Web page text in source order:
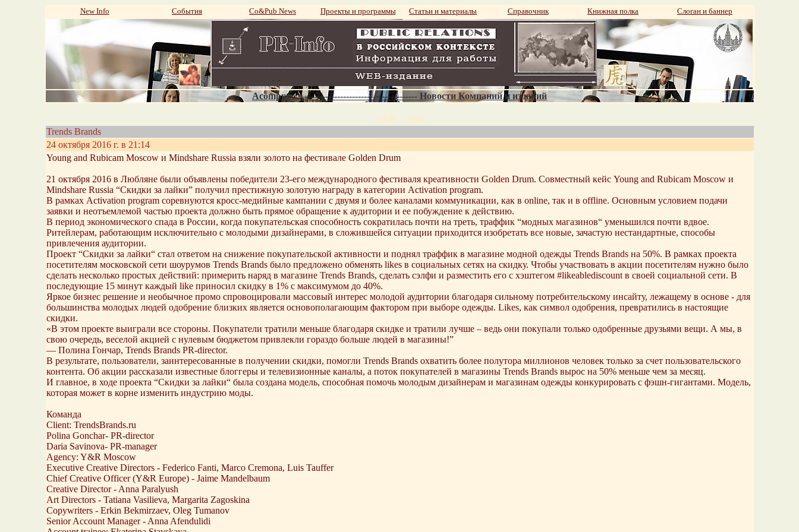
New Info События Со&Pub News Проекты и программы Статьи и материалы Справочник Книжная полка Слоган и баннер
Acompnews--------------------------------------- Новости Компаний и изданий
. 3536 - 3536.
Trends Brands
24 октября 2016 г. в 21:14
Young and Rubicam Moscow и Mindshare Russia взяли золото на фестивале Golden Drum
21 октября 2016 в Любляне были объявлены победители 23-его международного фестиваля креативности Golden Drum. Совместный кейс Young and Rubicam Moscow и
Mindshare Russia “Скидки за лайки” получил престижную золотую награду в категории Activation program.
В рамках Activation program соревнуются кросс-медийные кампании с двумя и более каналами коммуникации, как в online, так и в offline. Основным условием подачи
заявки и неотъемлемой частью проекта должно быть прямое обращение к аудитории и ее побуждение к действию.
В период экономического спада в России, когда покупательская способность сократилась почти на треть, траффик “модных магазинов“ уменьшился почти вдвое.
Ритейлерам, работающим исключительно с молодыми дизайнерами, в сложившейся ситуации приходится изобретать все новые, зачастую нестандартные, способы
привлечения аудитории.
Проект “Скидки за лайки“ стал ответом на снижение покупательской активности и поднял траффик в магазине модной одежды Trends Brands на 50%. В рамках проекта
посетителям московской сети шоурумов Trends Brands было предложено обменять likes в социальных сетях на скидку. Чтобы участвовать в акции посетителям нужно было
сделать несколько простых действий: примерить наряд в магазине Trends Brands, сделать сэлфи и разместить его c хэштегом #likeablediscount в своей социальной сети. В
последующие 15 минут каждый like приносил скидку в 1% с максимумом до 40%.
Яркое бизнес решение и необычное промо спровоцировали массовый интерес молодой аудитории благодаря сильному потребительскому инсайту, лежащему в основе - для
большинства молодых людей одобрение близких является основополагающим фактором при выборе одежды. Likes, как символ одобрения, превратились в настоящие
скидки.
«В этом проекте выиграли все стороны. Покупатели тратили меньше благодаря скидке и тратили лучше – ведь они покупали только одобренные друзьями вещи. А мы, в
свою очередь, веселой акцией с нулевым бюджетом привлекли гораздо больше людей в магазины!”
— Полина Гончар, Trends Brands PR-director.
В результате, пользователи, заинтересованные в получении скидки, помогли Trends Brands охватить более полутора миллионов человек только за счет пользовательского
контента. Об акции рассказали известные блоггеры и телевизионные каналы, а поток покупателей в магазины Trends Brands вырос на 50% меньше чем за месяц.
И главное, в ходе проекта “Скидки за лайки“ была создана модель, способная помочь молодым дизайнерам и магазинам одежды конкурировать с фэшн-гигантами. Модель,
которая может в корне изменить индустрию моды.
Команда
Client: TrendsBrands.ru
Polina Gonchar- PR-director
Daria Savinova- PR-manager
Agency: Y&R Moscow
Executive Creative Directors - Federico Fanti, Marco Cremona, Luis Tauffer
Chief Creative Officer (Y&R Europe) - Jaime Mandelbaum
Creative Director - Anna Paralyush
Art Directors - Tatiana Vasilieva, Margarita Zagoskina
Copywriters - Erkin Bekmirzaev, Oleg Tumanov
Senior Account Manager - Anna Afendulidi